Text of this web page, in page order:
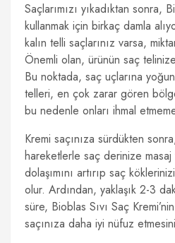
Saçlarımızı yıkadıktan sonra,
kullanmak için birkaç damla
kalın telli saçlarınız varsa,
Önemli olan, ürünün saç
Bu noktada, saç uçlarına
telleri, en çok zarar gören
bu nedenle onları ihmal
Kremi saçınıza sürdükten
hareketlerle saç derinize
dolaşımını artırıp saç
olur. Ardından, yaklaşık 2-3
süre, Bioblas Sıvı Saç
saçınıza daha iyi nüfuz